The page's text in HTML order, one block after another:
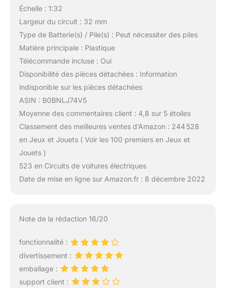
Échelle : 1:32
Largeur du circuit : 32 mm
Type de Batterie(s) / Pile(s) : Peut nécessiter des piles
Matière principale : Plastique
Télécommande incluse : Oui
Disponibilité des pièces détachées : Information
indisponible sur les pièces détachées
ASIN : B0BNLJ74V5
Moyenne des commentaires client : 4,8 sur 5 étoiles
Classement des meilleures ventes d’Amazon : 244 528
en Jeux et Jouets ( Voir les 100 premiers en Jeux et
Jouets )
523 en Circuits de voitures électriques
Date de mise en ligne sur Amazon.fr : 8 décembre 2022
Note de la rédaction 16/20
fonctionnalité :
divertissement :
emballage :
support client :